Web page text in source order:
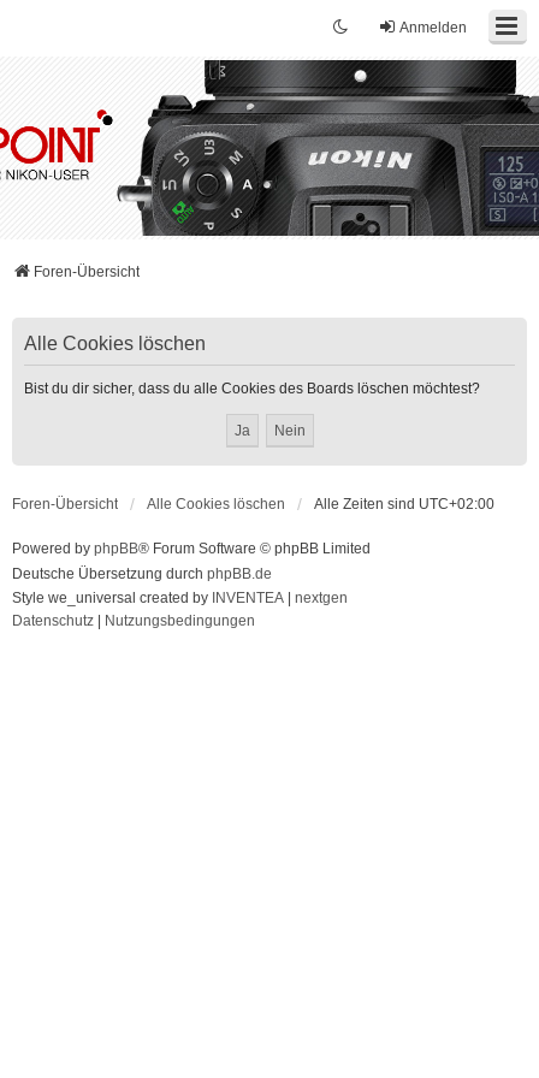
Anmelden
Foren-Übersicht
Alle Cookies löschen
Bist du dir sicher, dass du alle Cookies des Boards löschen möchtest?
Foren-Übersicht Alle Cookies löschen Alle Zeiten sind UTC+02:00
Powered by phpBB® Forum Software © phpBB Limited
Deutsche Übersetzung durch phpBB.de
Style we_universal created by INVENTEA
nextgen
Datenschutz
Nutzungsbedingungen